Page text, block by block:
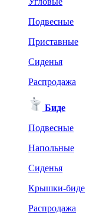
Подвесные
Приставные
Сиденья
Распродажа
Биде
Подвесные
Напольные
Сиденья
Крышки-биде
Распродажа